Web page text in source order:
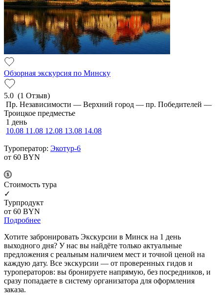
Обзорная экскурсия по Минску
5.0 (1 Отзыв)
Пр. Независимости — Верхний город — пр. Победителей —
Троицкое предместье
1 день
10.08 11.08 12.08 13.08 14.08
Туроператор: Экотур-6
от 60 BYN
Cтоимость тура
✓
Турпродукт
от 60 BYN
Подробнее
Хотите забронировать Экскурсии в Минск на 1 день
выходного дня? У нас вы найдёте только актуальные
предложения с реальным наличием мест и точной ценой на
каждую дату. Все экскурсии — от проверенных гидов и
туроператоров: вы бронируете напрямую, без посредников, и
сразу попадаете в систему организатора для оформления
заказа.